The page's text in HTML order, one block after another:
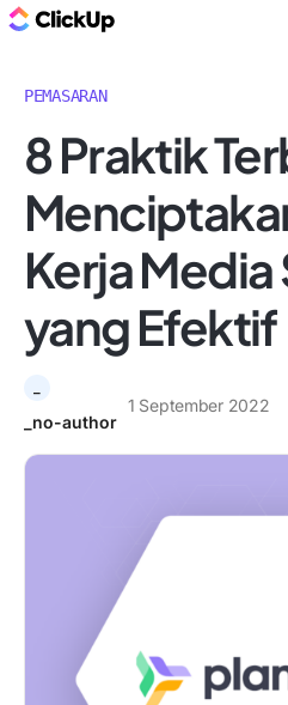
PEMASARAN
8 Praktik
Kerja Media
yang Efektif
_no-author
1 September 2022